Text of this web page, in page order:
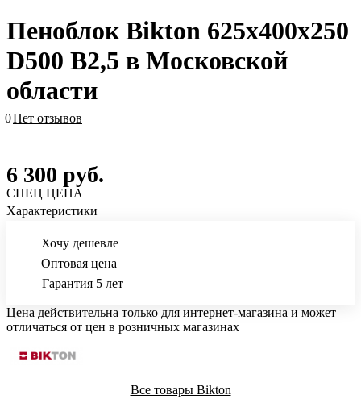
Пеноблок Bikton 625х400х250
D500 В2,5 в Московской
области
0Нет отзывов
6 300 руб.
СПЕЦ ЦЕНА
Характеристики
Хочу дешевле
Оптовая цена
Гарантия 5 лет
Цена действительна только для интернет-магазина и может
отличаться от цен в розничных магазинах
Все товары Bikton